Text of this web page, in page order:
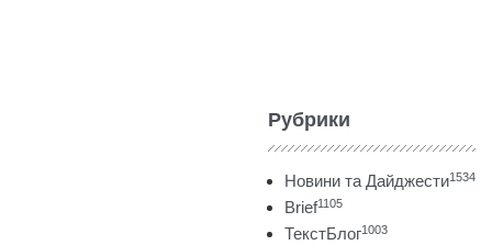
Рубрики
Новини та Дайджести1534
Brief1105
ТекстБлог1003